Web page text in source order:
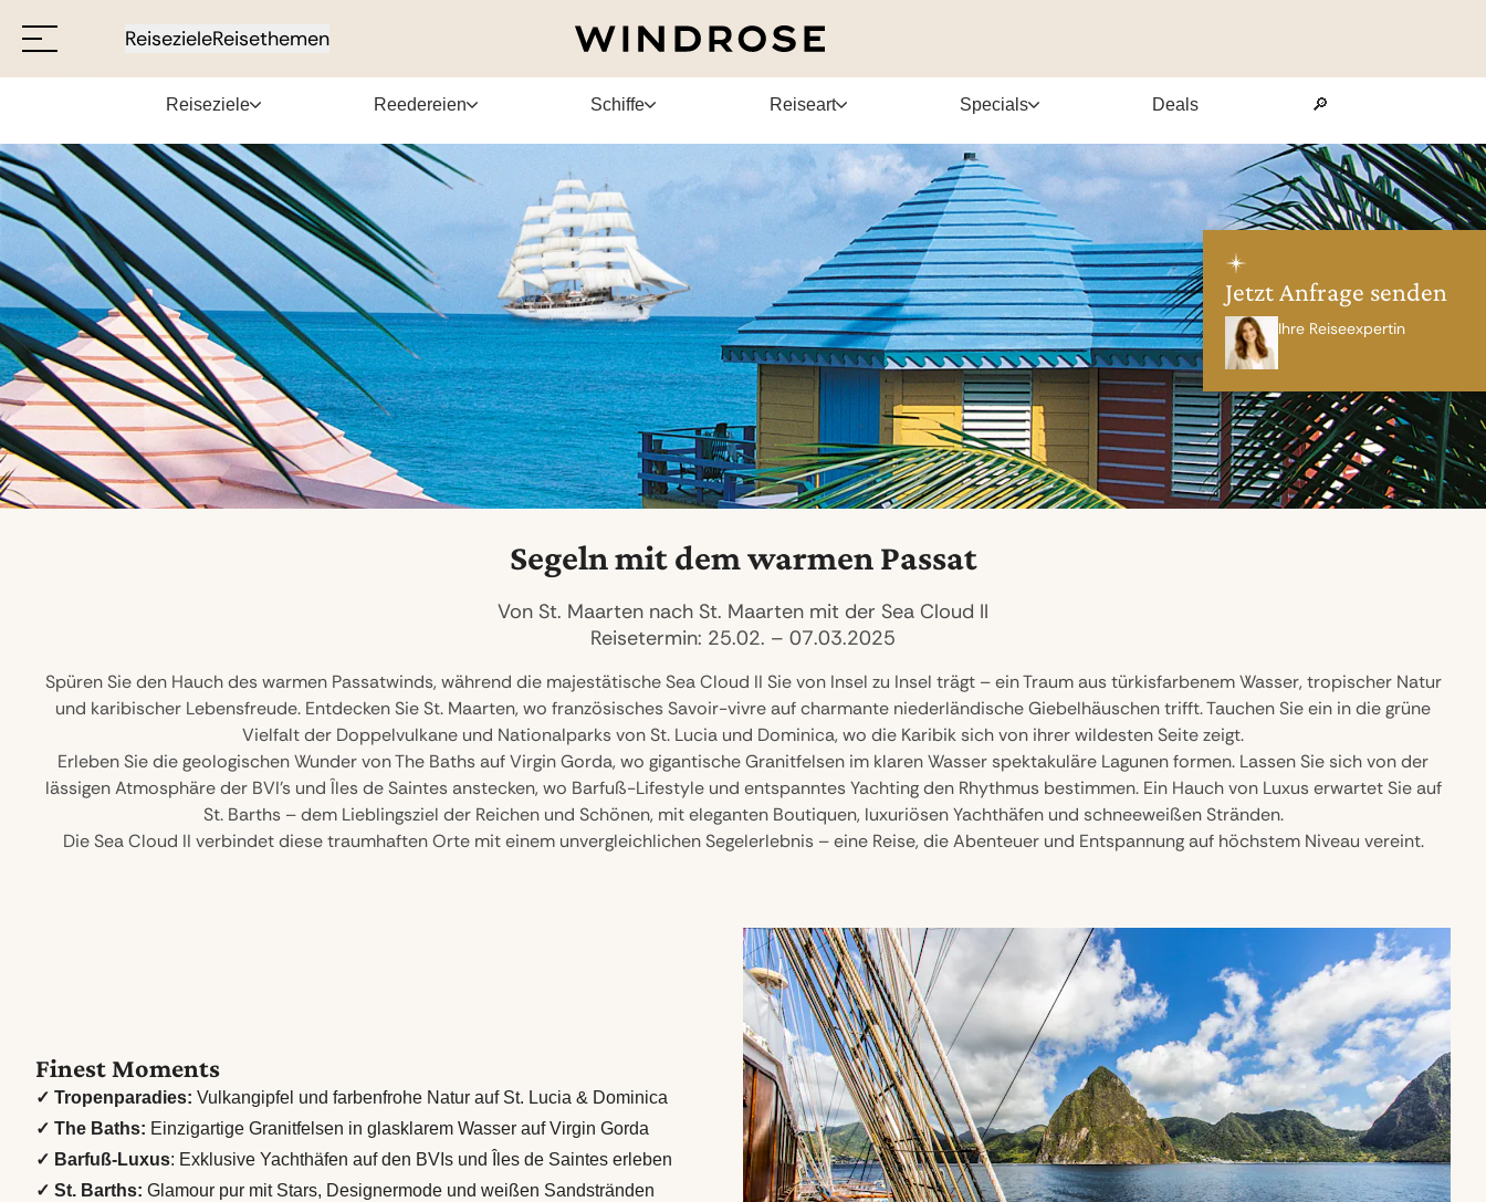
ReisezieleReisethemen
Jetzt Anfrage senden
Ihre Reiseexpertin
Reiseziele Reedereien Schiffe Reiseart Specials Deals 🔎
Segeln mit dem warmen Passat
Von St. Maarten nach St. Maarten mit der Sea Cloud II
Reisetermin: 25.02. – 07.03.2025
Spüren Sie den Hauch des warmen Passatwinds, während die majestätische Sea Cloud II Sie von Insel zu Insel trägt – ein Traum aus türkisfarbenem Wasser, tropischer Natur
und karibischer Lebensfreude. Entdecken Sie St. Maarten, wo französisches Savoir-vivre auf charmante niederländische Giebelhäuschen trifft. Tauchen Sie ein in die grüne
Vielfalt der Doppelvulkane und Nationalparks von St. Lucia und Dominica, wo die Karibik sich von ihrer wildesten Seite zeigt.
Erleben Sie die geologischen Wunder von The Baths auf Virgin Gorda, wo gigantische Granitfelsen im klaren Wasser spektakuläre Lagunen formen. Lassen Sie sich von der
lässigen Atmosphäre der BVI’s und Îles de Saintes anstecken, wo Barfuß-Lifestyle und entspanntes Yachting den Rhythmus bestimmen. Ein Hauch von Luxus erwartet Sie auf
St. Barths – dem Lieblingsziel der Reichen und Schönen, mit eleganten Boutiquen, luxuriösen Yachthäfen und schneeweißen Stränden.
Die Sea Cloud II verbindet diese traumhaften Orte mit einem unvergleichlichen Segelerlebnis – eine Reise, die Abenteuer und Entspannung auf höchstem Niveau vereint.
Finest Moments
✓ Tropenparadies: Vulkangipfel und farbenfrohe Natur auf St. Lucia & Dominica
✓ The Baths: Einzigartige Granitfelsen in glasklarem Wasser auf Virgin Gorda
✓ Barfuß-Luxus: Exklusive Yachthäfen auf den BVIs und Îles de Saintes erleben
✓ St. Barths: Glamour pur mit Stars, Designermode und weißen Sandstränden